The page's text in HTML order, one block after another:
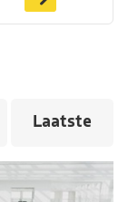
Laatste